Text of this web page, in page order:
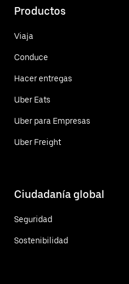
Productos
Viaja
Conduce
Hacer entregas
Uber Eats
Uber para Empresas
Uber Freight
Ciudadanía global
Seguridad
Sostenibilidad